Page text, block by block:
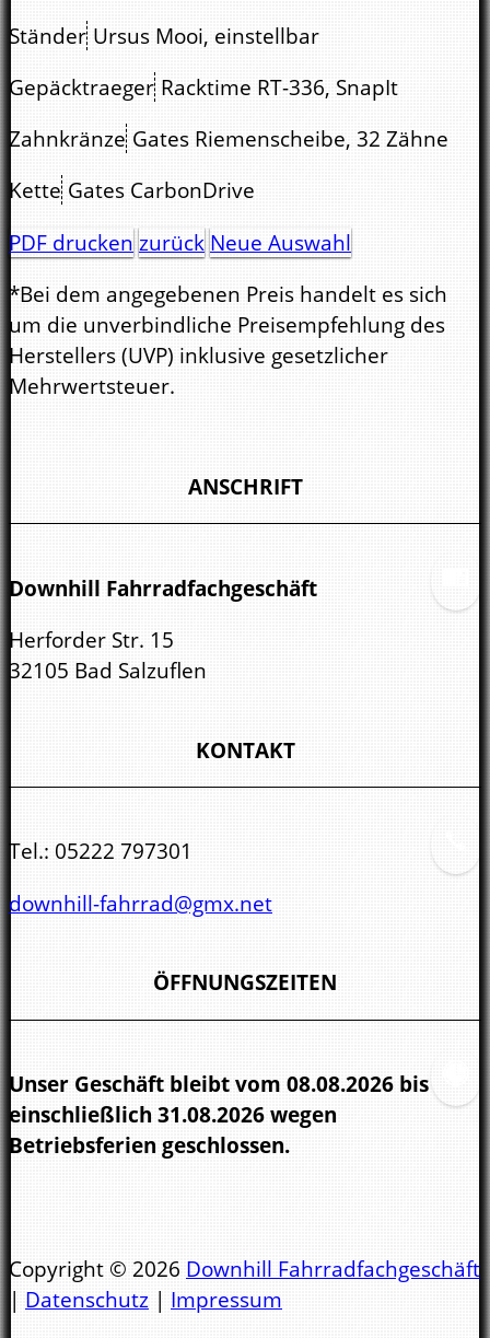
Ständer Ursus Mooi, einstellbar
Gepäcktraeger Racktime RT-336, SnapIt
Zahnkränze Gates Riemenscheibe, 32 Zähne
Kette Gates CarbonDrive
PDF drucken zurück Neue Auswahl
*Bei dem angegebenen Preis handelt es sich
um die unverbindliche Preisempfehlung des
Herstellers (UVP) inklusive gesetzlicher
Mehrwertsteuer.
ANSCHRIFT
Downhill Fahrradfachgeschäft
Herforder Str. 15
32105 Bad Salzuflen
KONTAKT
Tel.: 05222 797301
downhill-fahrrad@gmx.net
ÖFFNUNGSZEITEN
Unser Geschäft bleibt vom 08.08.2026 bis
einschließlich 31.08.2026 wegen
Betriebsferien geschlossen.
Di-Fr 10 - 13 Uhr und 14 - 18 Uhr
Copyright © 2026 Downhill Fahrradfachgeschäft
| Datenschutz | Impressum